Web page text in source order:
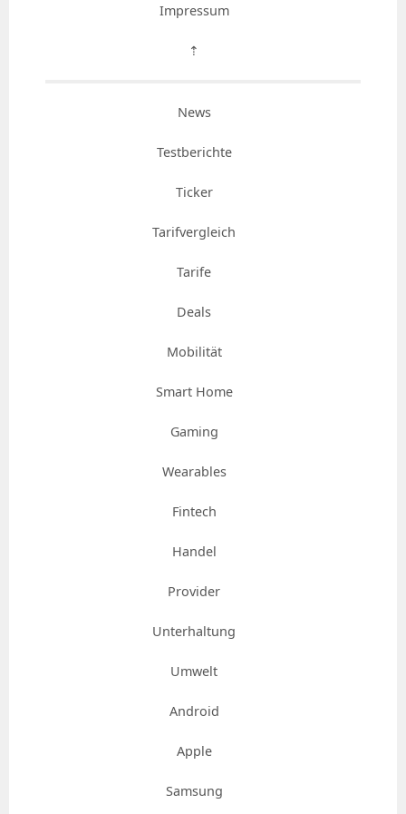
Impressum
⇡
News
Testberichte
Ticker
Tarifvergleich
Tarife
Deals
Mobilität
Smart Home
Gaming
Wearables
Fintech
Handel
Provider
Unterhaltung
Umwelt
Android
Apple
Samsung